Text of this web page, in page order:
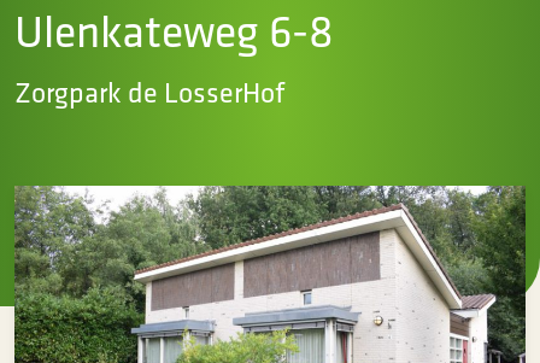
Ulenkateweg 6-8
Zorgpark de LosserHof